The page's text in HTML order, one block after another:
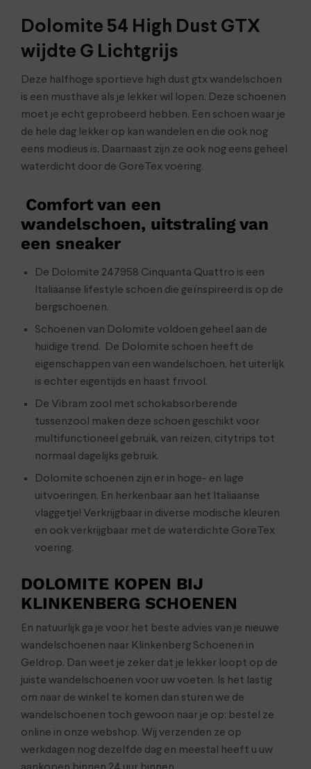
Dolomite 54 High Dust GTX
wijdte G Lichtgrijs
Deze halfhoge sportieve high dust gtx wandelschoen
is een musthave als je lekker wil lopen. Deze schoenen
moet je echt geprobeerd hebben. Een schoen waar je
de hele dag lekker op kan wandelen en die ook nog
eens modieus is. Daarnaast zijn ze ook nog eens geheel
waterdicht door de GoreTex voering.
Comfort van een
wandelschoen, uitstraling van
een sneaker
De Dolomite 247958 Cinquanta Quattro is een
Italiaanse lifestyle schoen die geïnspireerd is op de
bergschoenen.
Schoenen van Dolomite voldoen geheel aan de
huidige trend. De Dolomite schoen heeft de
eigenschappen van een wandelschoen, het uiterlijk
is echter eigentijds en haast frivool.
De Vibram zool met schokabsorberende
tussenzool maken deze schoen geschikt voor
multifunctioneel gebruik, van reizen, citytrips tot
normaal dagelijks gebruik.
Dolomite schoenen zijn er in hoge- en lage
uitvoeringen. En herkenbaar aan het Italiaanse
vlaggetje! Verkrijgbaar in diverse modische kleuren
en ook verkrijgbaar met de waterdichte GoreTex
voering.
DOLOMITE KOPEN BIJ
KLINKENBERG SCHOENEN
En natuurlijk ga je voor het beste advies van je nieuwe
wandelschoenen naar Klinkenberg Schoenen in
Geldrop. Dan weet je zeker dat je lekker loopt op de
juiste wandelschoenen voor uw voeten. Is het lastig
om naar de winkel te komen dan sturen we de
wandelschoenen toch gewoon naar je op: bestel ze
online in onze webshop. Wij verzenden ze op
werkdagen nog dezelfde dag en meestal heeft u uw